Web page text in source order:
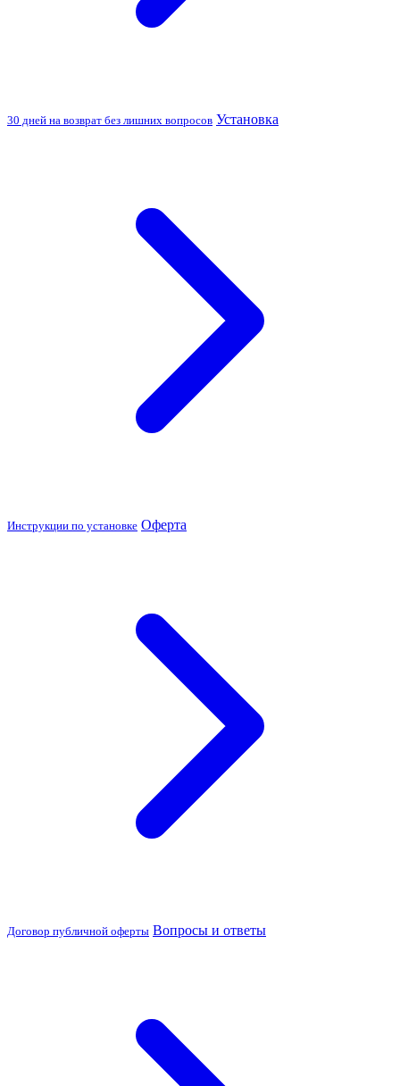
30 дней на возврат без лишних вопросов Установка
Инструкции по установке Оферта
Договор публичной оферты Вопросы и ответы